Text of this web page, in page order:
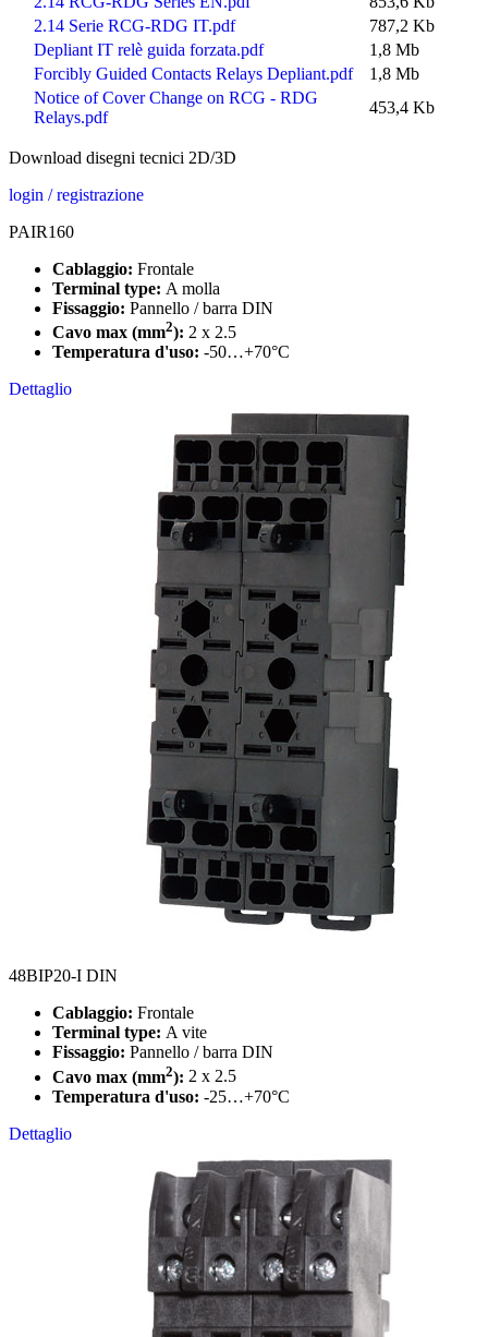
2.14 Serie RCG-RDG IT.pdf
787,2 Kb
Depliant IT relè guida forzata.pdf
1,8 Mb
Forcibly Guided Contacts Relays Depliant.pdf
1,8 Mb
Notice of Cover Change on RCG - RDG
Relays.pdf
453,4 Kb
Download disegni tecnici 2D/3D
login / registrazione
PAIR160
Cablaggio: Frontale
Terminal type: A molla
Fissaggio: Pannello / barra DIN
Cavo max (mm2): 2 x 2.5
Temperatura d'uso: -50…+70°C
Dettaglio
48BIP20-I DIN
Cablaggio: Frontale
Terminal type: A vite
Fissaggio: Pannello / barra DIN
Cavo max (mm2): 2 x 2.5
Temperatura d'uso: -25…+70°C
Dettaglio